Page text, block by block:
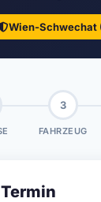
Wien-Schwechat
3
FAHRZEUG